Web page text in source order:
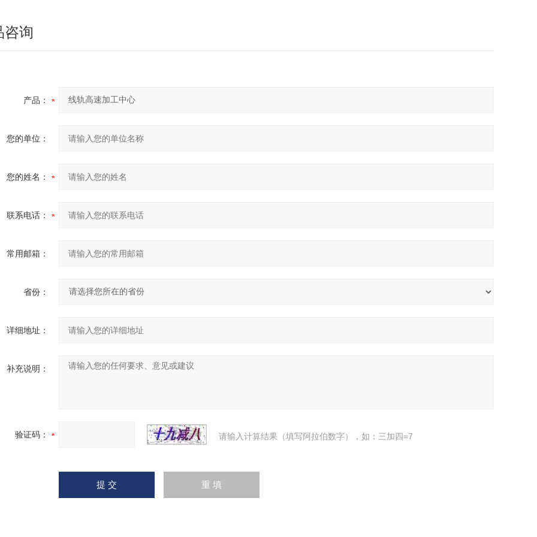
咨询
产品：
您的单位：
您的姓名：
联系电话：
常用邮箱：
省份：
详细地址：
补充说明：
验证码： 请输入计算结果（填写阿拉伯数字），如：三加四=7